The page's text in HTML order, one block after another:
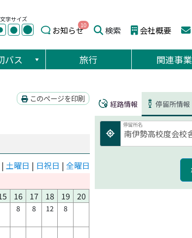
文字サイズ
● ● お知らせ10 検索 会社概要
バス 旅行 関連事業
このページを印刷
| 土曜日 | 日祝日 | 全曜日
16 17 18 19
20
8 8 12 8
経路情報 停留所情報
停留所名